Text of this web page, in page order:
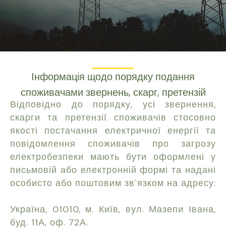
Інформація щодо порядку подання
споживачами звернень, скарг, претензій
Відповідно до порядку, усі звернення,
скарги та претензії споживачів стосовно
якості постачання електричної енергії та
повідомлення споживачів про загрозу
електробезпеки мають бути оформлені у
письмовій або електронній формі та надані
особисто або поштовим зв`язком на адресу:
Україна, 01010, м. Київ, вул. Мазепи Івана,
буд. 11А, оф. 72А.